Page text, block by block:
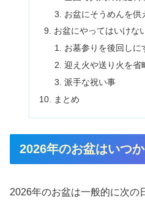
お盆にそうめんを供
お盆にやってはいけな
お墓参りを後回しに
迎え火や送り火を省
派手な祝い事
まとめ
2026年のお盆はいつ
2026年のお盆は一般的に次の